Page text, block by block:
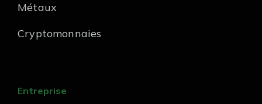
Métaux
Cryptomonnaies
Entreprise